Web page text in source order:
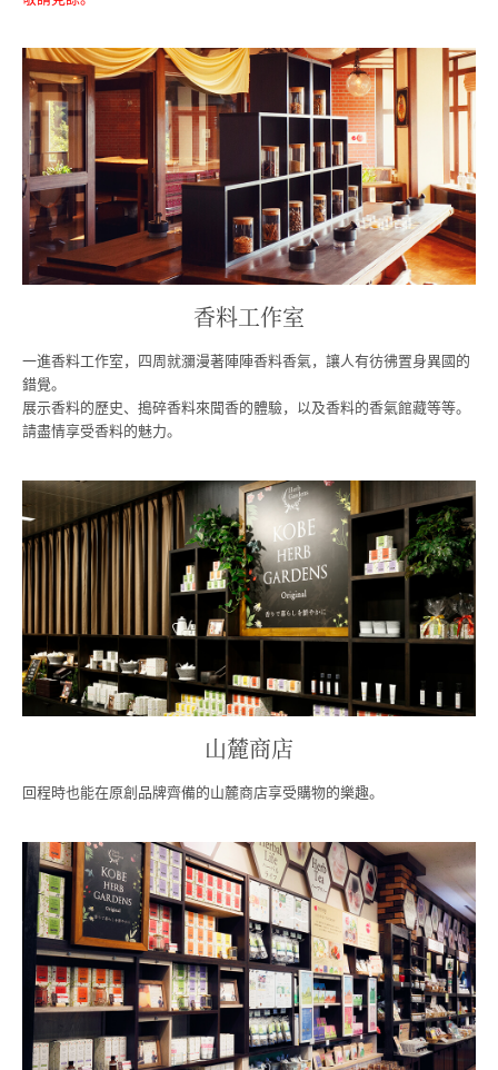
香料工作室
一進香料工作室，四周就瀰漫著陣陣香料香氣，讓人有彷彿置身異國的
錯覺。
展示香料的歷史、搗碎香料來聞香的體驗，以及香料的香氣館藏等等。
請盡情享受香料的魅力。
山麓商店
回程時也能在原創品牌齊備的山麓商店享受購物的樂趣。